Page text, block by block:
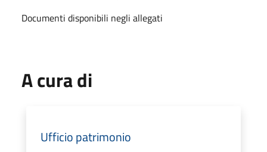
Documenti disponibili negli allegati
A cura di
Ufficio patrimonio